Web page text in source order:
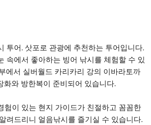
투어. 삿포로 관광에 추천하는 투어입니다.
속에서 좋아하는 빙어 낚시를 체험할 수 있
에서 실버월드 카리카리 강의 이바라토까
화와 방한복이 준비되어 있습니다.
험이 있는 현지 가이드가 친절하고 꼼꼼한
려드리니 얼음낚시를 즐기실 수 있습니다.